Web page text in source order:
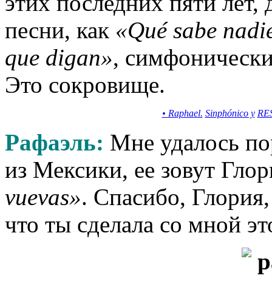
песни, как «Qué sabe
que digan»,
Это сокровище.
• Raphael. Sinphónico y
Рафаэль: Мне удалось
из Мексики, ее зовут
vuevas». Спасибо,
что ты сделала со мной